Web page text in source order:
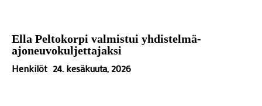
Ella Peltokorpi valmistui yhdistelmä-
ajoneuvokuljettajaksi
Henkilöt 24. kesäkuuta, 2026